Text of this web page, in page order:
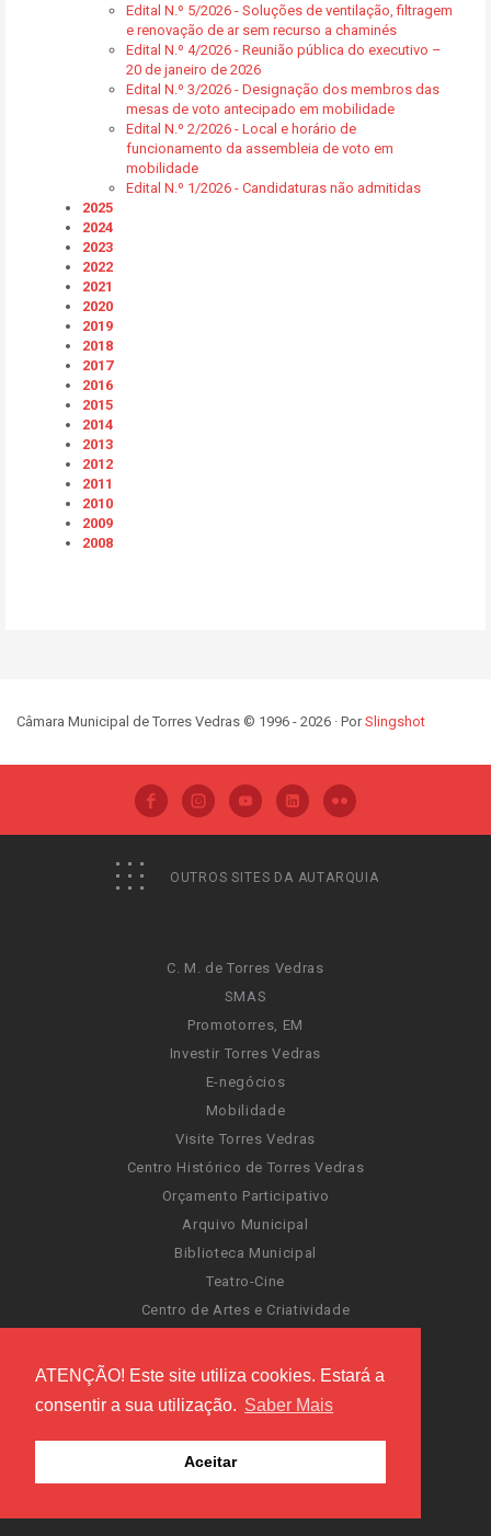
ATENÇÃO! Este site utiliza cookies. Estará a
consentir a sua utilização. Saber Mais
Aceitar
Edital N.º 5/2026 - Soluções de ventilação, filtragem
e renovação de ar sem recurso a chaminés
Edital N.º 4/2026 - Reunião pública do executivo –
20 de janeiro de 2026
Edital N.º 3/2026 - Designação dos membros das
mesas de voto antecipado em mobilidade
Edital N.º 2/2026 - Local e horário de
funcionamento da assembleia de voto em
mobilidade
Edital N.º 1/2026 - Candidaturas não admitidas
2025
2024
2023
2022
2021
2020
2019
2018
2017
2016
2015
2014
2013
2012
2011
2010
2009
2008
Câmara Municipal de Torres Vedras © 1996 - 2026 · PorSlingshot
OUTROS SITES DA AUTARQUIA
C. M. de Torres Vedras
SMAS
Promotorres, EM
Investir Torres Vedras
E-negócios
Mobilidade
Visite Torres Vedras
Centro Histórico de Torres Vedras
Orçamento Participativo
Arquivo Municipal
Biblioteca Municipal
Teatro-Cine
Centro de Artes e Criatividade
Sentir Cultura
Portal da Atividade Física
Santa Cruz Ocean Spirit
Novas Invasões